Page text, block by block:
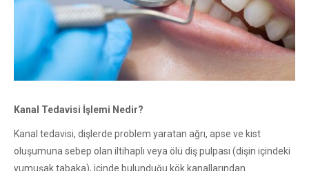
Kanal Tedavisi İşlemi Nedir?
Kanal tedavisi, dişlerde problem yaratan ağrı, apse ve kist
oluşumuna sebep olan iltihaplı veya ölü diş pulpası (dişin içindeki
yumuşak tabaka), içinde bulunduğu kök kanallarından